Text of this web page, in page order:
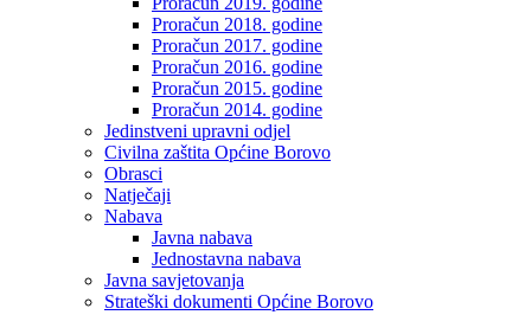
Proračun 2018. godine
Proračun 2017. godine
Proračun 2016. godine
Proračun 2015. godine
Proračun 2014. godine
Jedinstveni upravni odjel
Civilna zaštita Općine Borovo
Obrasci
Natječaji
Nabava
Javna nabava
Jednostavna nabava
Javna savjetovanja
Strateški dokumenti Općine Borovo